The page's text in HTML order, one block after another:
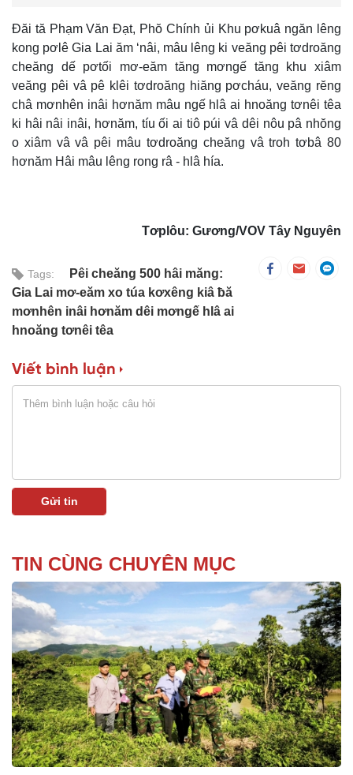
Đăi tă Phạm Văn Đạt, Phŏ Chính ủi Khu pơkuâ ngăn lêng
kong pơlê Gia Lai ăm ‘nâi, mâu lêng ki veăng pêi tơdroăng
cheăng dế pơtối mơ-eăm tăng mơngế tăng khu xiâm
veăng pêi vâ pê klêi tơdroăng hiăng pơcháu, veăng rĕng
châ mơnhên inâi hơnăm mâu ngế hlâ ai hnoăng tơnêi têa
ki hâi nâi inâi, hơnăm, tíu ối ai tiô púi vâ dêi nôu pâ nhŏng
o xiâm vâ vâ pêi mâu tơdroăng cheăng vâ troh tơbâ 80
hơnăm Hâi mâu lêng rong râ - hlâ hía.
Tơplôu: Gương/VOV Tây Nguyên
Tags:
Pêi cheăng 500 hâi măng:
Gia Lai mơ-eăm xo túa kơxêng kiâ ƀă
mơnhên inâi hơnăm dêi mơngế hlâ ai
hnoăng tơnêi têa
Viết bình luận
TIN CÙNG CHUYÊN MỤC